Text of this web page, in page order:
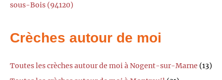
sous-Bois (94120)
Crèches autour de moi
Toutes les crèches autour de moi à Nogent-sur-Marne (13)